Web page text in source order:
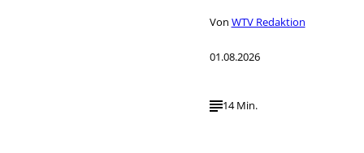
Von WTV Redaktion
01.08.2026
14 Min.